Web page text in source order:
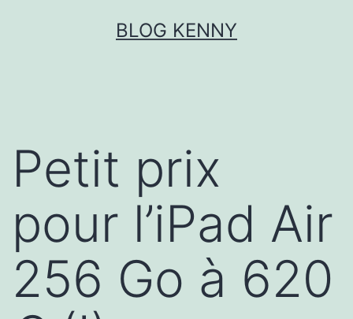
BLOG KENNY
Petit prix
pour l’iPad Air
256 Go à 620